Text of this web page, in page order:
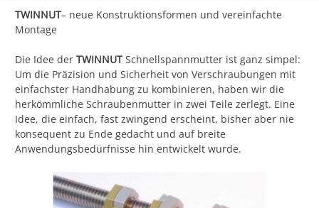
TWINNUT– neue Konstruktionsformen und vereinfachte
Montage
Die Idee der TWINNUTSchnellspannmutter ist ganz simpel:
Um die Präzision und Sicherheit von Verschraubungen mit
einfachster Handhabung zu kombinieren, haben wir die
herkömmliche Schraubenmutter in zwei Teile zerlegt. Eine
Idee, die einfach, fast zwingend erscheint, bisher aber nie
konsequent zu Ende gedacht und auf breite
Anwendungsbedürfnisse hin entwickelt wurde.